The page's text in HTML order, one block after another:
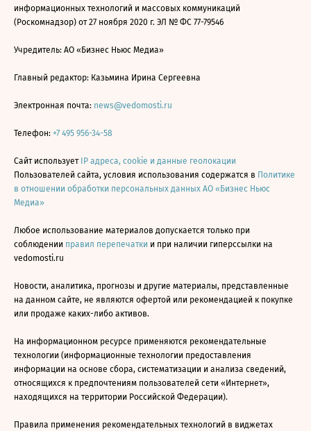
информационных технологий и массовых коммуникаций
(Роскомнадзор) от 27 ноября 2020 г. ЭЛ № ФС 77-79546
Учредитель: АО «Бизнес Ньюс Медиа»
Главный редактор: Казьмина Ирина Сергеевна
Электронная почта: news@vedomosti.ru
Телефон: +7 495 956-34-58
Сайт использует IP адреса, cookie и данные геолокации
Пользователей сайта, условия использования содержатся в Политике
в отношении обработки персональных данных АО «Бизнес Ньюс
Медиа»
Любое использование материалов допускается только при
соблюдении правил перепечатки и при наличии гиперссылки на
vedomosti.ru
Новости, аналитика, прогнозы и другие материалы, представленные
на данном сайте, не являются офертой или рекомендацией к покупке
или продаже каких-либо активов.
На информационном ресурсе применяются рекомендательные
технологии (информационные технологии предоставления
информации на основе сбора, систематизации и анализа сведений,
относящихся к предпочтениям пользователей сети «Интернет»,
находящихся на территории Российской Федерации).
Правила применения рекомендательных технологий в виджетах